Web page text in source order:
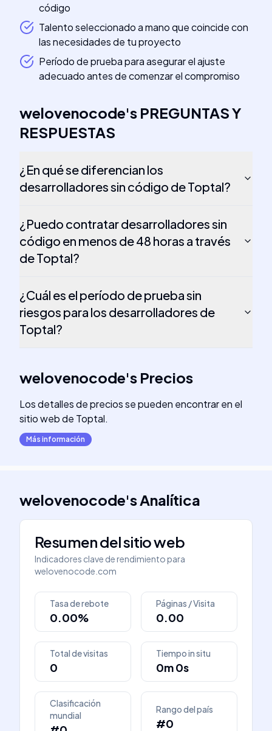
código
Talento seleccionado a mano que coincide con
las necesidades de tu proyecto
Período de prueba para asegurar el ajuste
adecuado antes de comenzar el compromiso
welovenocode's PREGUNTAS Y
RESPUESTAS
¿En qué se diferencian los
desarrolladores sin código de Toptal?
¿Puedo contratar desarrolladores sin
código en menos de 48 horas a través
de Toptal?
¿Cuál es el período de prueba sin
riesgos para los desarrolladores de
Toptal?
welovenocode's Precios
Los detalles de precios se pueden encontrar en el
sitio web de Toptal.
Más información
welovenocode'sAnalítica
Resumen del sitio web
Indicadores clave de rendimiento para
welovenocode.com
Tasa de rebote
0.00%
Páginas / Visita
0.00
Total de visitas
0
Tiempo in situ
0m 0s
Clasificación
mundial
Rango del país
#0